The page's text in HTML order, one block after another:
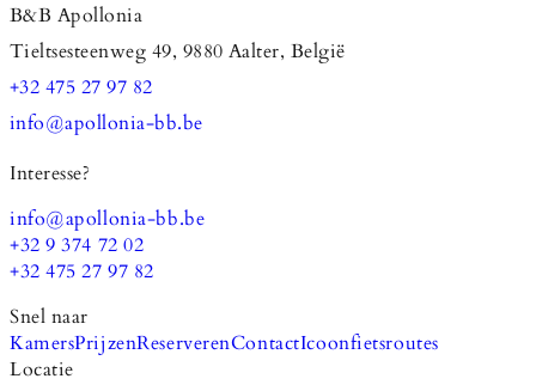
B&B Apollonia
Tieltsesteenweg 49, 9880 Aalter, België
+32 475 27 97 82
info@apollonia-bb.be
Interesse?
info@apollonia-bb.be
+32 9 374 72 02
+32 475 27 97 82
Snel naar
KamersPrijzenReserverenContactIcoonfietsroutes
Locatie